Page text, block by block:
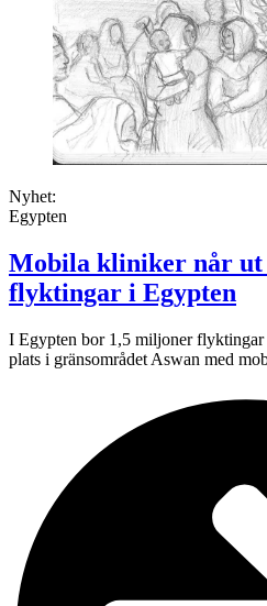
Nyhet:
Egypten
Mobila kliniker når ut
flyktingar i Egypten
I Egypten bor 1,5 miljoner
plats i gränsområdet Aswan med